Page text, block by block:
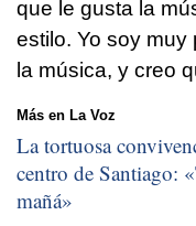
que le gusta la
estilo. Yo soy muy
la música, y creo
Más en La Voz
La tortuosa
centro de Santiago: «
mañá»